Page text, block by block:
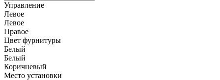
Управление
Левое
Левое
Правое
Цвет фурнитуры
Белый
Белый
Коричневый
Место установки